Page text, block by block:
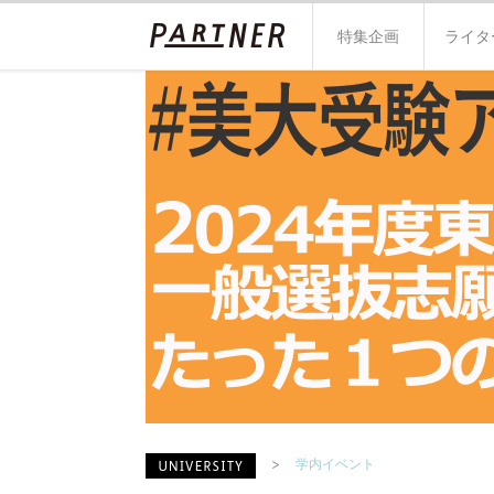
特集企画 ライタ
学内イベント